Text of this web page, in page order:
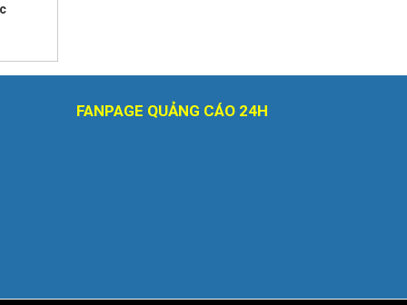
FANPAGE QUẢNG CÁO 24H